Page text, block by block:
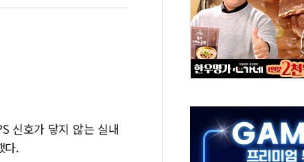
벨트로 또 충돌…반복되는 국토부-서울시 '정책 엇박자'
데이] 특공 전략도 '극과 극'…생애최초만 경쟁 치열
트코인 6만4000달러대 횡보…고래·ETF 매수에도 고유가·금리·입법
유동성 부진 지속, 강보합 마감...석유·가스주 올랐지만 빈그룹이 상쇄
멘 정부군과 사우디 동시 공격… 위기 고조되는 또 다른 중동 화약고
신호가 닿지 않는 실내
다.